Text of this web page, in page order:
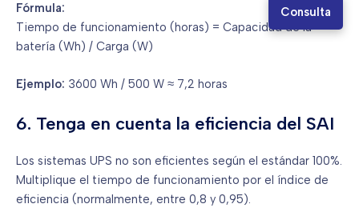
Fórmula:
Tiempo de funcionamiento (horas) = Capacidad de la
batería (Wh) / Carga (W)
Ejemplo: 3600 Wh / 500 W ≈ 7,2 horas
6. Tenga en cuenta la eficiencia del SAI
Los sistemas UPS no son eficientes según el estándar 100%.
Multiplique el tiempo de funcionamiento por el índice de
eficiencia (normalmente, entre 0,8 y 0,95).
Consulta